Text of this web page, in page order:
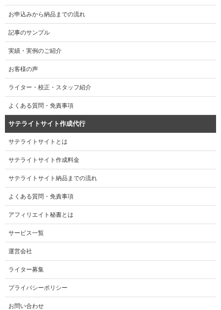
お申込みから納品までの流れ
記事のサンプル
実績・実例のご紹介
お客様の声
ライター・校正・スタッフ紹介
よくある質問・免責事項
サテライトサイト作成代行
サテライトサイトとは
サテライトサイト作成料金
サテライトサイト納品までの流れ
よくある質問・免責事項
アフィリエイト秘書とは
サービス一覧
運営会社
ライター募集
プライバシーポリシー
お問い合わせ